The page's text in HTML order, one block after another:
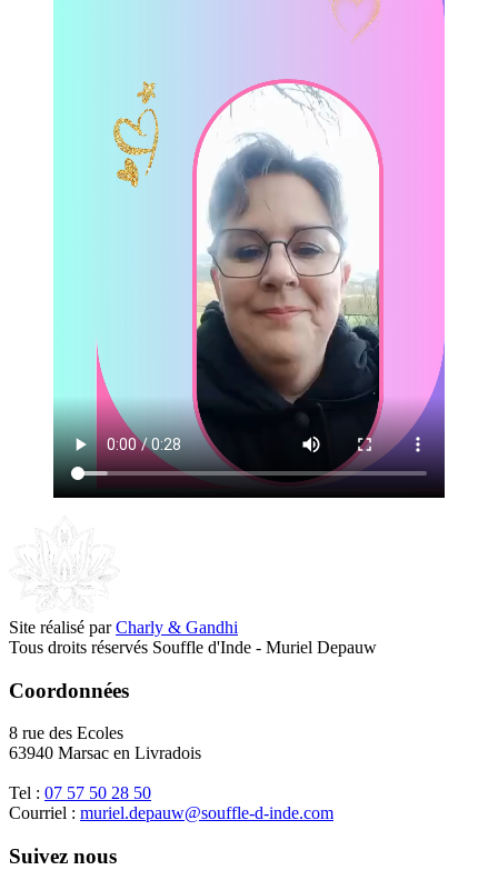
Site réalisé parCharly & Gandhi
Tous droits réservés Souffle d'Inde - Muriel Depauw
Coordonnées
8 rue des Ecoles
63940 Marsac en Livradois
Tel : 07 57 50 28 50
Courriel : muriel.depauw@souffle-d-inde.com
Suivez nous